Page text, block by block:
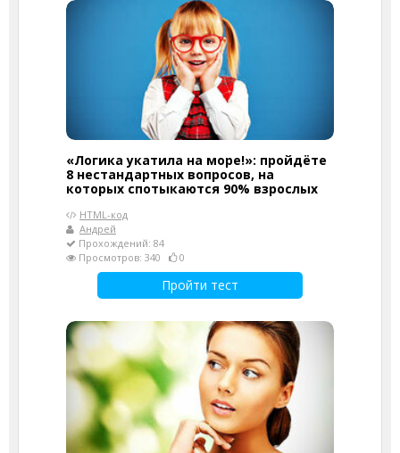
«Логика укатила на море!»: пройдёте
8 нестандартных вопросов, на
которых спотыкаются 90% взрослых
HTML-код
Андрей
Прохождений: 84
Просмотров: 340
0
Пройти тест